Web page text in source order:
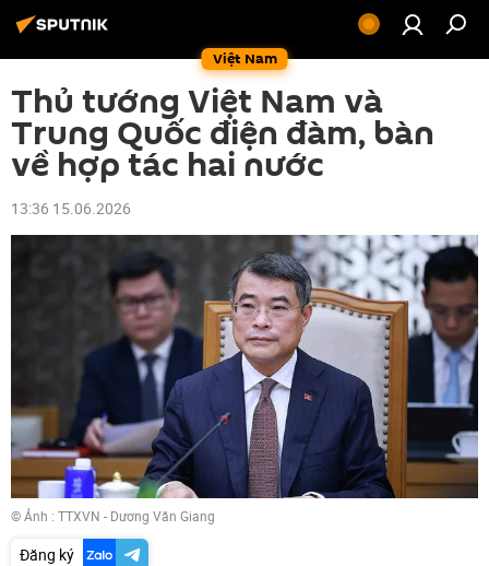
Việt Nam
Thủ tướng Việt Nam và
Trung Quốc điện đàm, bàn
về hợp tác hai nước
13:36 15.06.2026
© Ảnh : TTXVN - Dương Văn Giang
Đăng ký